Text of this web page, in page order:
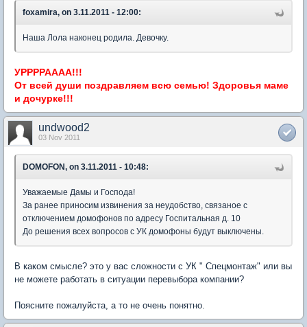
foxamira, on 3.11.2011 - 12:00:
Наша Лола наконец родила. Девочку.
УРРРРАААА!!!
От всей души поздравляем всю семью! Здоровья маме
и дочурке!!!
undwood2
03 Nov 2011
DOMOFON, on 3.11.2011 - 10:48:
Уважаемые Дамы и Господа!
За ранее приносим извинения за неудобство, связаное с
отключением домофонов по адресу Госпитальная д. 10
До решения всех вопросов с УК домофоны будут выключены.
В каком смысле? это у вас сложности с УК " Спецмонтаж" или вы
не можете работать в ситуации перевыбора компании?
Поясните пожалуйста, а то не очень понятно.